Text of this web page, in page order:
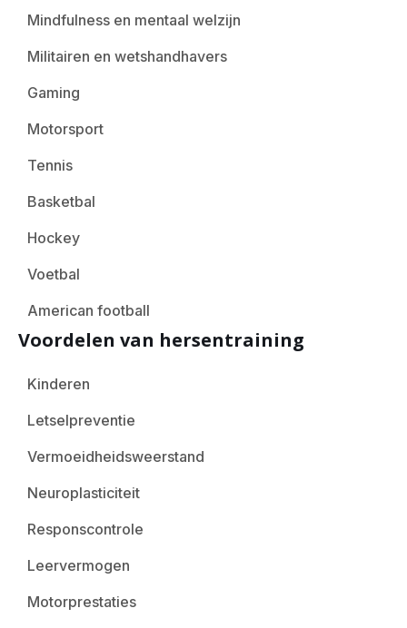
Mindfulness en mentaal welzijn
Militairen en wetshandhavers
Gaming
Motorsport
Tennis
Basketbal
Hockey
Voetbal
American football
Voordelen van hersentraining
Kinderen
Letselpreventie
Vermoeidheidsweerstand
Neuroplasticiteit
Responscontrole
Leervermogen
Motorprestaties